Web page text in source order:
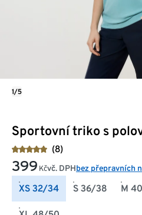
Sportovní triko s
(8)
399 Kčvč. DPHbez přepravních
XS 32/34 S 36/38 M
1/5